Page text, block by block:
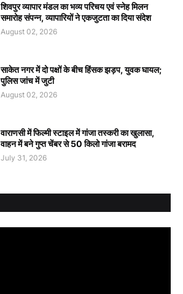
शिवपुर व्यापार मंडल का भव्य परिचय एवं स्नेह मिलन
समारोह संपन्न, व्यापारियों ने एकजुटता का दिया संदेश
August 02, 2026
साकेत नगर में दो पक्षों के बीच हिंसक झड़प, युवक घायल;
पुलिस जांच में जुटी
August 02, 2026
वाराणसी में फिल्मी स्टाइल में गांजा तस्करी का खुलासा,
वाहन में बने गुप्त चेंबर से 50 किलो गांजा बरामद
July 31, 2026